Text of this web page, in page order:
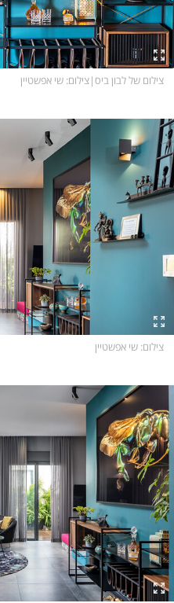
צילום של לבון ביס|צילום: שי אפשטיין
צילום: שי אפשטיין